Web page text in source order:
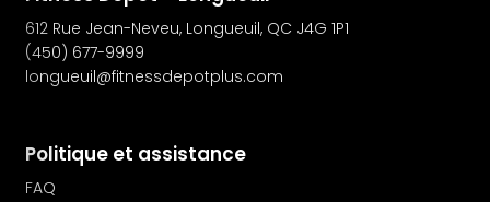
612 Rue Jean-Neveu, Longueuil, QC J4G 1P1
(450) 677-9999
longueuil@fitnessdepotplus.com
Politique et assistance
FAQ